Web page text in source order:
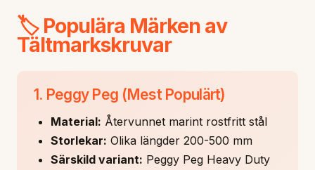
🏷️ Populära Märken av
Tältmarkskruvar
1. Peggy Peg (Mest Populärt)
Material: Återvunnet marint rostfritt stål
Storlekar: Olika längder 200-500 mm
Särskild variant: Peggy Peg Heavy Duty